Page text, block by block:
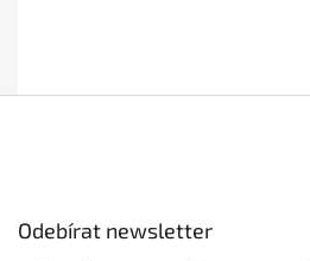
Odebírat newsletter